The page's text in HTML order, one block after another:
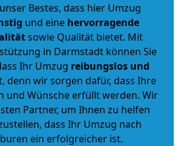
Bestes, dass hier Umzug
und eine hervorragende
sowie Qualität bietet. Mit
in Darmstadt können Sie
Ihr Umzug reibungslos und
denn wir sorgen dafür, dass Ihre
und Wünsche erfüllt werden. Wir
Partner, um Ihnen zu helfen
dass Ihr Umzug nach
ein erfolgreicher ist.